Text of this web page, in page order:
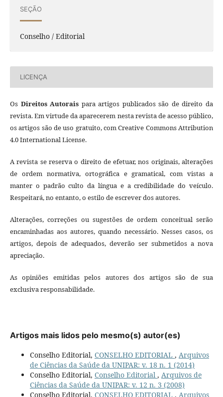
SEÇÃO
Conselho / Editorial
LICENÇA
Os Direitos Autorais para artigos publicados são de direito da
revista. Em virtude da aparecerem nesta revista de acesso público,
os artigos são de uso gratuito, com Creative Commons Attribution
4.0 International License.
A revista se reserva o direito de efetuar, nos originais, alterações
de ordem normativa, ortográfica e gramatical, com vistas a
manter o padrão culto da língua e a credibilidade do veículo.
Respeitará, no entanto, o estilo de escrever dos autores.
Alterações, correções ou sugestões de ordem conceitual serão
encaminhadas aos autores, quando necessário. Nesses casos, os
artigos, depois de adequados, deverão ser submetidos a nova
apreciação.
As opiniões emitidas pelos autores dos artigos são de sua
exclusiva responsabilidade.
Artigos mais lidos pelo mesmo(s) autor(es)
Conselho Editorial, CONSELHO EDITORIAL , Arquivos
de Ciências da Saúde da UNIPAR: v. 18 n. 1 (2014)
Conselho Editorial, Conselho Editorial , Arquivos de
Ciências da Saúde da UNIPAR: v. 12 n. 3 (2008)
Conselho Editorial, CONSELHO EDITORIAL , Arquivos